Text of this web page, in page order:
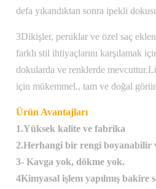
defa yıkandıktan sonra ipekli
3Dikişler, peruklar ve özel saç
farklı stil ihtiyaçlarını karşılamak
dokularda ve renklerde
için mükemmel., tam ve doğal
Ürün Avantajları
1.Yüksek kalite ve fabrika
2.Herhangi bir rengi boyanabilir
3- Kavga yok, dökme yok.
4Kimyasal işlem yapılmış bakire